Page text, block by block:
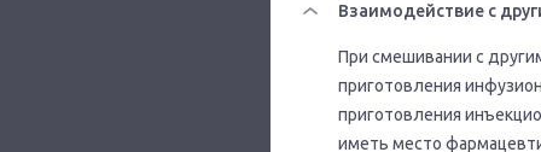
Взаимодействие с
При смешивании с
приготовления
приготовления
иметь место